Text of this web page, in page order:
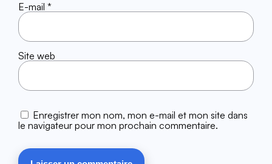
E-mail *
Site web
Enregistrer mon nom, mon e-mail et mon site dans
le navigateur pour mon prochain commentaire.